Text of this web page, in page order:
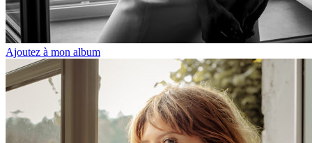
Ajoutez à mon album